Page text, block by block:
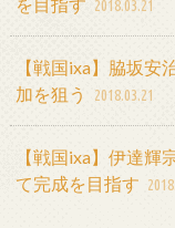
2018.03.21
【戦国ixa】脇坂安
加を狙う
2018.03.21
【戦国ixa】伊達輝
て完成を目指す